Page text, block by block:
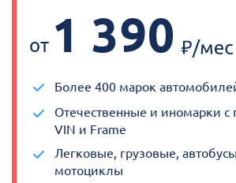
от 1 390
Более 400 марок
Отечественные и иномарки с
VIN и Frame
Легковые, грузовые,
мотоциклы